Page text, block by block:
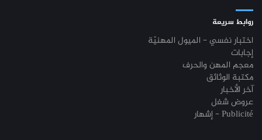
روابط سريعة
اختبار نفسي - الميول المهنيّة
إجابات
معجم المهن والحرف
مكتبة الوثائق
آخر الأخبار
عروض شغل
إشهار - Publicité